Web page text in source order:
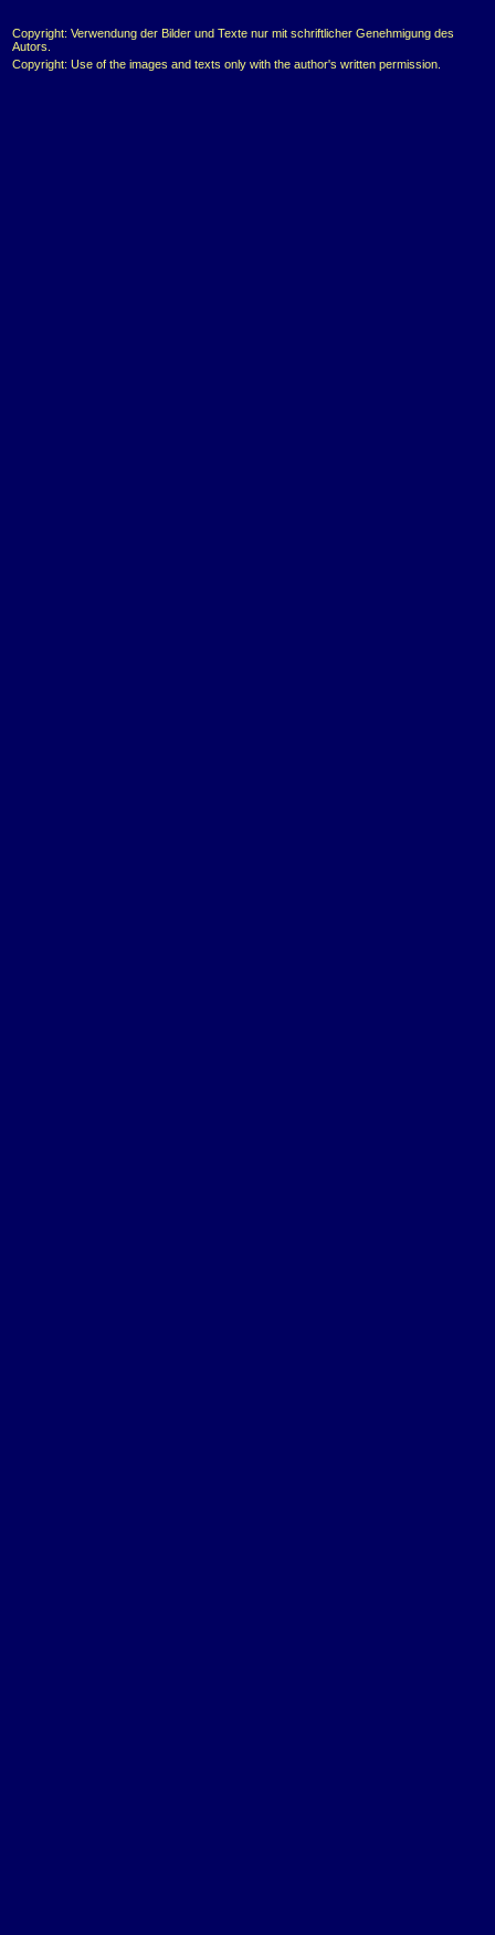
Copyright: Verwendung der Bilder und Texte nur mit schriftlicher Genehmigung des
Autors.
Copyright: Use of the images and texts only with the author's written permission.